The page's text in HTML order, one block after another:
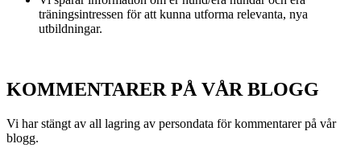
träningsintressen för att kunna utforma relevanta, nya
utbildningar.
KOMMENTARER PÅ VÅR BLOGG
Vi har stängt av all lagring av persondata för kommentarer på vår
blogg.